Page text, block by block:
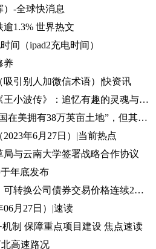
-全球快消息
1.3% 世界热文
间（ipad2充电时间）
养
引别人加微信术语）|快资讯
全球观天下！房伟新著《王小波传》：追忆有趣的灵魂与思想的炬火
环球精选！美媒炒作“中国在美拥有38万英亩土地”，但其中数据真相了......
年6月27日）|当前热点
与云南大学签署战略合作协议
年底发布
环球热消息：英联股份：可转换公司债券交易价格连续2个交易日内收盘价格涨幅偏离值累计超过30%
月27日）|速读
制 保障重点项目建设 焦点速读
高速路况